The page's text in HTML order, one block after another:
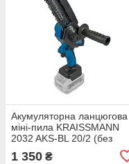
Акумуляторна ланцюгова
міні-пила KRAISSMANN
2032 AKS-BL 20/2 (без
1 350 ₴